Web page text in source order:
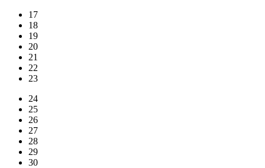
17
18
19
20
21
22
23
24
25
26
27
28
29
30